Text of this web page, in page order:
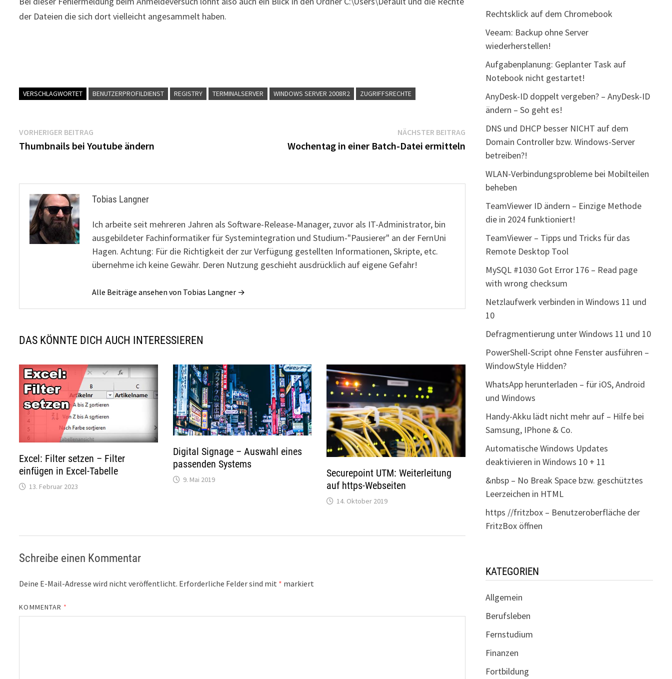
der Dateien die sich dort vielleicht angesammelt haben.
VERSCHLAGWORTET BENUTZERPROFILDIENST REGISTRY TERMINALSERVER WINDOWS SERVER 2008R2 ZUGRIFFSRECHTE
Beitragsnavigation
VORHERIGER BEITRAG
Beitrag:
Thumbnails bei Youtube ändern
NÄCHSTER BEITRAGNächster
Beitrag:
Wochentag in einer Batch-Datei ermitteln
Tobias Langner
Ich arbeite seit mehreren Jahren als Software-Release-Manager, zuvor als IT-Administrator, bin
ausgebildeter Fachinformatiker für Systemintegration und Studium-"Pausierer" an der FernUni
Hagen. Achtung: Für die Richtigkeit der zur Verfügung gestellten Informationen, Skripte, etc.
übernehme ich keine Gewähr. Deren Nutzung geschieht ausdrücklich auf eigene Gefahr!
Alle Beiträge ansehen von Tobias Langner →
DAS KÖNNTE DICH AUCH INTERESSIEREN
Excel: Filter setzen – Filter
einfügen in Excel-Tabelle
13. Februar 2023
Digital Signage – Auswahl eines
passenden Systems
9. Mai 2019
Securepoint UTM: Weiterleitung
auf https-Webseiten
14. Oktober 2019
Schreibe einen Kommentar
Deine E-Mail-Adresse wird nicht veröffentlicht. Erforderliche Felder sind mit * markiert
KOMMENTAR *
Rechtsklick auf dem Chromebook
Veeam: Backup ohne Server
wiederherstellen!
Aufgabenplanung: Geplanter Task auf
Notebook nicht gestartet!
AnyDesk-ID doppelt vergeben? – AnyDesk-ID
ändern – So geht es!
DNS und DHCP besser NICHT auf dem
Domain Controller bzw. Windows-Server
betreiben?!
WLAN-Verbindungsprobleme bei Mobilteilen
beheben
TeamViewer ID ändern – Einzige Methode
die in 2024 funktioniert!
TeamViewer – Tipps und Tricks für das
Remote Desktop Tool
MySQL #1030 Got Error 176 – Read page
with wrong checksum
Netzlaufwerk verbinden in Windows 11 und
10
Defragmentierung unter Windows 11 und 10
PowerShell-Script ohne Fenster ausführen –
WindowStyle Hidden?
WhatsApp herunterladen – für iOS, Android
und Windows
Handy-Akku lädt nicht mehr auf – Hilfe bei
Samsung, IPhone & Co.
Automatische Windows Updates
deaktivieren in Windows 10 + 11
&nbsp – No Break Space bzw. geschütztes
Leerzeichen in HTML
https //fritzbox – Benutzeroberfläche der
FritzBox öffnen
KATEGORIEN
Allgemein
Berufsleben
Fernstudium
Finanzen
Fortbildung